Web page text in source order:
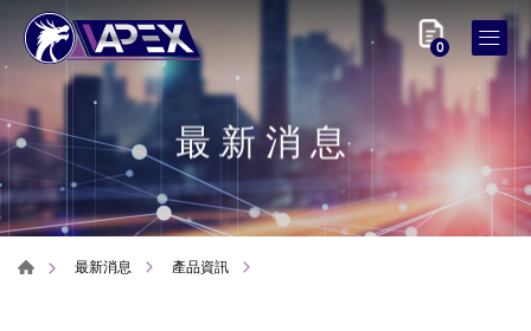
0
最新消息
最新消息 產品資訊